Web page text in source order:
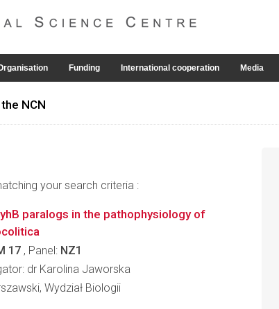
Funding International cooperation Media
NCN
your search criteria :
paralogs in the pathophysiology of
17 , Panel: NZ1
dr Karolina Jaworska
Wydział Biologii